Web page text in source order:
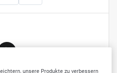
unsere Produkte zu verbessern